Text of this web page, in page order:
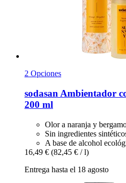
2 Opciones
sodasanAmbientador
200 ml
Olor a naranja y
Sin ingredientes
A base de alcohol
16,49 € (82,45 € / l)
Entrega hasta el 18 agosto